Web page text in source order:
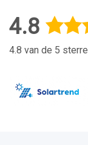
4.8
4.8 van de 5